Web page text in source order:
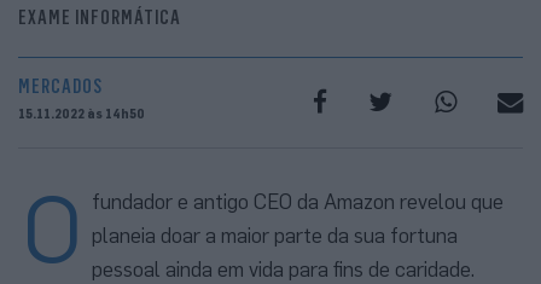
EXAME INFORMÁTICA
MERCADOS
15.11.2022 às 14h50
O
fundador e antigo CEO da Amazon revelou que
planeia doar a maior parte da sua fortuna
pessoal ainda em vida para fins de caridade.